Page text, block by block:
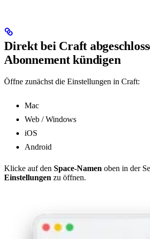
Direkt bei Craft
Abonnement kündigen
Öffne zunächst die Einstellungen in Craft:
Mac
Web / Windows
iOS
Android
Klicke auf den Space-Namen oben in der
Einstellungen zu öffnen.